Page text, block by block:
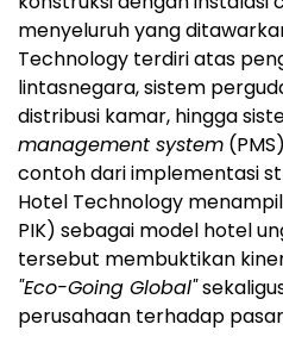
menyeluruh yang
Technology terdiri atas
lintasnegara, sistem
distribusi kamar, hingga
management system
contoh dari implementasi
Hotel Technology
PIK) sebagai model hotel
tersebut membuktikan
"Eco-Going Global"
perusahaan terhadap